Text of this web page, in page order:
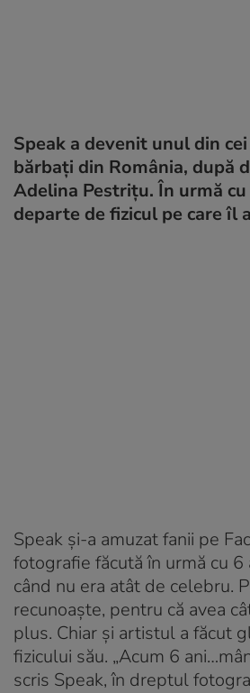
Speak a devenit unul din
bărbați din România, după
Adelina Pestrițu. În urmă cu
departe de fizicul pe care îl
Speak și-a amuzat fanii pe
fotografie făcută în urmă cu 6
când nu era atât de celebru.
recunoaște, pentru că avea
plus. Chiar și artistul a făcut
fizicului său. „Acum 6
scris Speak, în dreptul